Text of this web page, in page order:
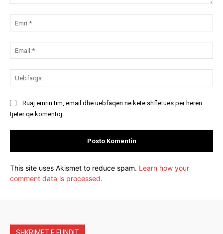
Ruaj emrin tim, email dhe uebfaqen në këtë shfletues për herën
tjetër që komentoj.
This site uses Akismet to reduce spam. Learn how your
comment data is processed.